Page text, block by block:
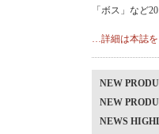
「ボス」など
…詳細は本誌
NEW
NEW
NEWS